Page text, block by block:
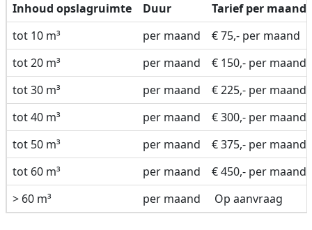
Inhoud opslagruimte Duur
Tarief per maand
tot 10 m³
per maand
€ 75,- per maand
tot 20 m³
per maand
€ 150,- per maand
tot 30 m³
per maand
€ 225,- per maand
tot 40 m³
per maand
€ 300,- per maand
tot 50 m³
per maand
€ 375,- per maand
tot 60 m³
per maand
€ 450,- per maand
> 60 m³
per maand Op aanvraag